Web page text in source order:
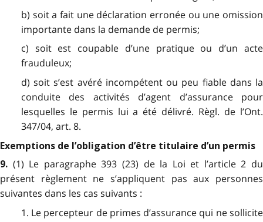
b) soit a fait une déclaration erronée ou une omission
importante dans la demande de permis;
c) soit est coupable d’une pratique ou d’un acte
frauduleux;
d) soit s’est avéré incompétent ou peu fiable dans la
conduite des activités d’agent d’assurance pour
lesquelles le permis lui a été délivré. Règl. de l’Ont.
347/04, art. 8.
Exemptions de l’obligation d’être titulaire d’un permis
9. (1) Le paragraphe 393 (23) de la Loi et l’article 2 du
présent règlement ne s’appliquent pas aux personnes
suivantes dans les cas suivants :
1. Le percepteur de primes d’assurance qui ne sollicite